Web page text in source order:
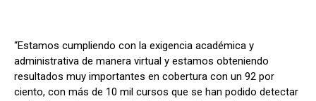
“Estamos cumpliendo con la exigencia académica y
administrativa de manera virtual y estamos obteniendo
resultados muy importantes en cobertura con un 92 por
ciento, con más de 10 mil cursos que se han podido detectar